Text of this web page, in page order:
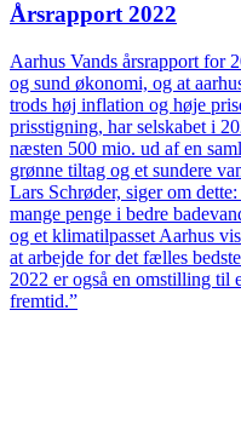
Årsrapport 2022
Aarhus Vands årsrapport for
og sund økonomi, og at
trods høj inflation og høje
prisstigning, har selskabet i
næsten 500 mio. ud af en
grønne tiltag og et sundere
Lars Schrøder, siger om
mange penge i bedre
og et klimatilpasset Aarhus
at arbejde for det fælles
2022 er også en omstilling til
fremtid.”